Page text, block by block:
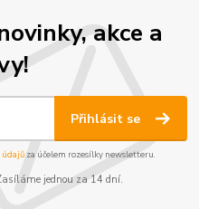
akce a
Přihlásit se
údajůza účelem rozesílky newsletteru.
jednou za 14 dní.